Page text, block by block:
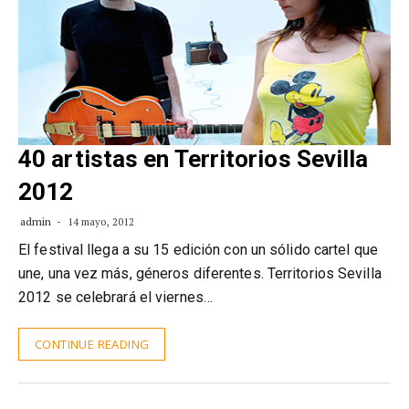
40 artistas en Territorios Sevilla
2012
admin 14 mayo, 2012
El festival llega a su 15 edición con un sólido cartel que
une, una vez más, géneros diferentes. Territorios Sevilla
2012 se celebrará el viernes…
CONTINUE READING